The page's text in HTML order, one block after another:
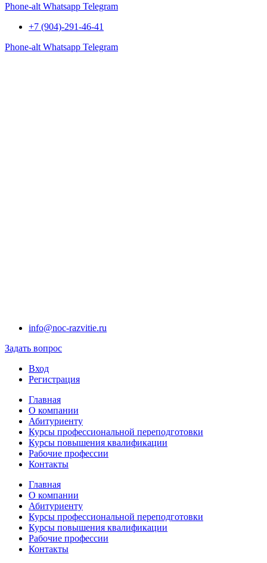
Phone-alt Whatsapp Telegram
+7 (904)-291-46-41
Phone-alt Whatsapp Telegram
info@noc-razvitie.ru
Задать вопрос
Вход
Регистрация
Главная
О компании
Абитуриенту
Курсы профессиональной переподготовки
Курсы повышения квалификации
Рабочие профессии
Контакты
Главная
О компании
Абитуриенту
Курсы профессиональной переподготовки
Курсы повышения квалификации
Рабочие профессии
Контакты